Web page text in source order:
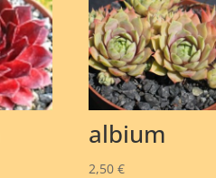
albium
2,50 €